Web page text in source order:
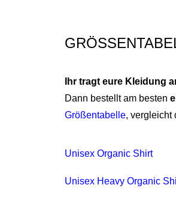
Ihr tragt eure Kleidung
Dann bestellt am besten
Größentabelle, vergleicht
Unisex Organic Shirt
Unisex Heavy Organic